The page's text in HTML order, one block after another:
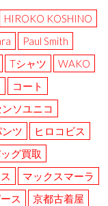
HIROKO KOSHINO
Paul Smith
Tシャツ
WAKO
コート
ンソユニコ
ツ
ヒロコビス
グ買取
マックスマーラ
ス
京都古着屋